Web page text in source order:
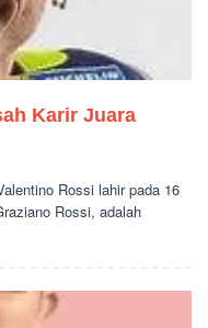
Karir Juara
Rossi lahir pada 16
Rossi, adalah